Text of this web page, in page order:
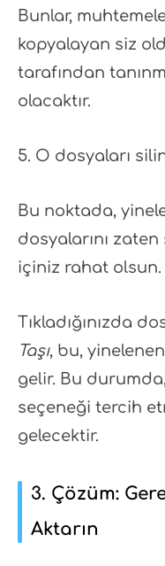
Bunlar,
kopyalayan siz
tarafından
olacaktır.
O dosyaları
Bu noktada,
dosyalarını zaten
içiniz rahat olsun.
Tıkladığınızda
Taşı, bu,
gelir. Bu
seçeneği tercih
gelecektir.
3. Çözüm:
Aktarın